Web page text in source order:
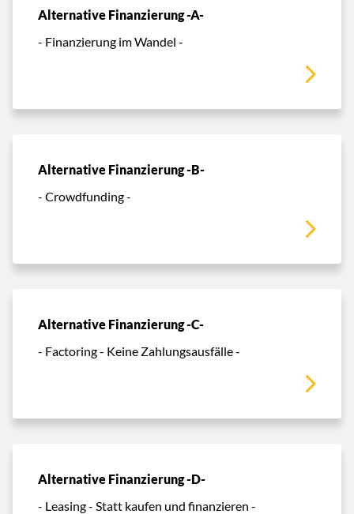
Alternative Finanzierung -A-
- Finanzierung im Wandel -
Alternative Finanzierung -B-
- Crowdfunding -
Alternative Finanzierung -C-
- Factoring - Keine Zahlungsausfälle -
Alternative Finanzierung -D-
- Leasing - Statt kaufen und finanzieren -